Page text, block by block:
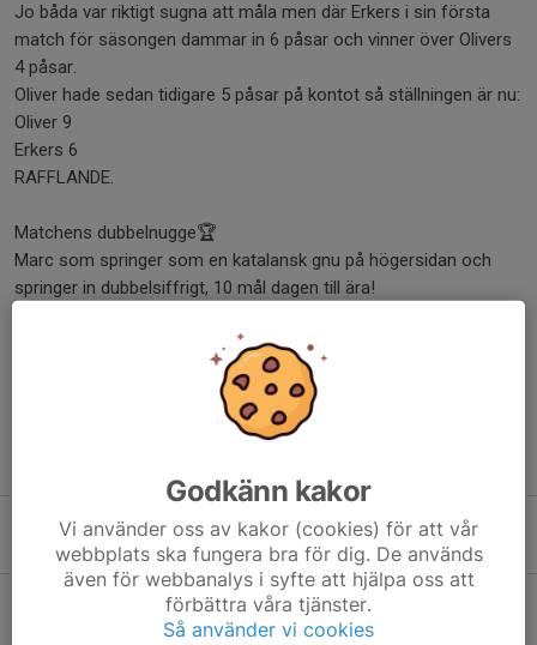
Jo båda var riktigt sugna att måla men där Erkers i sin första
match för säsongen dammar in 6 påsar och vinner över Olivers
4 påsar.
Oliver hade sedan tidigare 5 påsar på kontot så ställningen är nu:
Oliver 9
Erkers 6
RAFFLANDE.
Matchens dubbelnugge🏆
Marc som springer som en katalansk gnu på högersidan och
springer in dubbelsiffrigt, 10 mål dagen till ära!
SERIESEGRARE
16 mar, 19:55 0
INFÖR: Borlänge hemma
12 mar, 20:26 0
Godkänn kakor
Vi använder oss av kakor (cookies) för att vår
webbplats ska fungera bra för dig. De används
även för webbanalys i syfte att hjälpa oss att
förbättra våra tjänster.
Så använder vi cookies